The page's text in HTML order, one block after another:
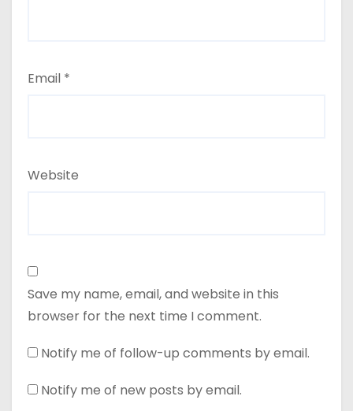
Email *
Website
Save my name, email, and website in this
browser for the next time I comment.
Notify me of follow-up comments by email.
Notify me of new posts by email.